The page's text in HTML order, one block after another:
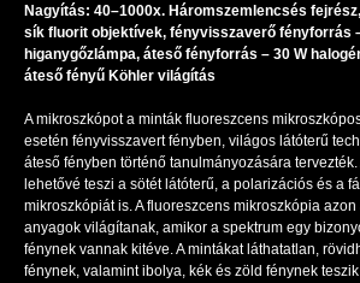
Nagyítás: 40–1000x. Háromszemlencsés
sík fluorit objektívek, fényvisszaverő fényforrás
higanygőzlámpa, áteső fényforrás – 30 W
áteső fényű Köhler világítás
A mikroszkópot a minták fluoreszcens
esetén fényvisszavert fényben, világos látóterű
áteső fényben történő tanulmányozására
lehetővé teszi a sötét látóterű, a polarizációs és a
mikroszkópiát is. A fluoreszcens mikroszkópia
anyagok világítanak, amikor a spektrum egy
fénynek vannak kitéve. A mintákat láthatatlan,
fénynek, valamint ibolya, kék és zöld fénynek